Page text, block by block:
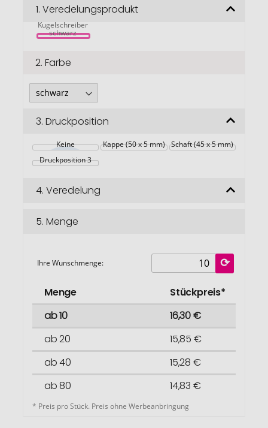
Bildgalerie
springen
1. Veredelungsprodukt
Waterman
Kugelschreiber
schwarz
2. Farbe
3. Druckposition
Keine Kappe (50 x 5 mm)
Schaft (45 x 5 mm)
Druckposition 3
4. Veredelung
5. Menge
Ihre Wunschmenge:
Menge
Stückpreis*
ab 10
16,30 €
ab 20
15,85 €
ab 40
15,28 €
ab 80
14,83 €
* Preis pro Stück. Preis ohne Werbeanbringung